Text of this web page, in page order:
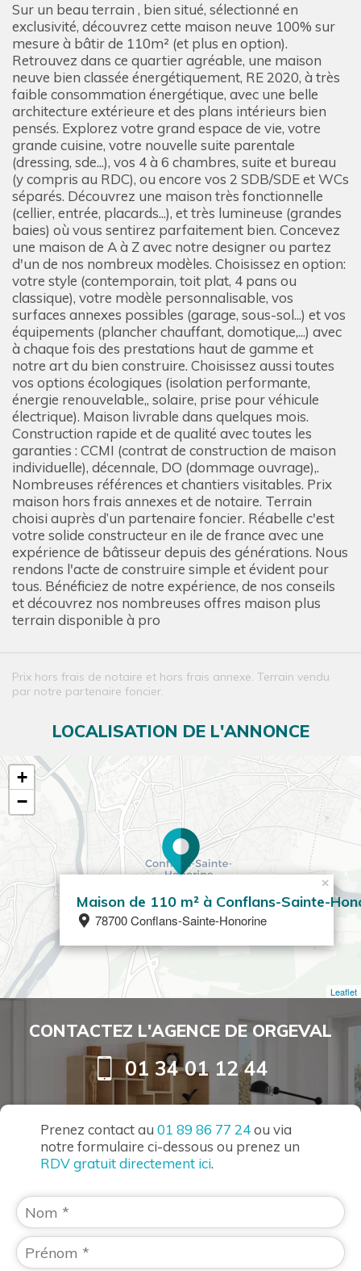
Sur un beau terrain , bien situé, sélectionné en
exclusivité, découvrez cette maison neuve 100% sur
mesure à bâtir de 110m² (et plus en option).
Retrouvez dans ce quartier agréable, une maison
neuve bien classée énergétiquement, RE 2020, à très
faible consommation énergétique, avec une belle
architecture extérieure et des plans intérieurs bien
pensés. Explorez votre grand espace de vie, votre
grande cuisine, votre nouvelle suite parentale
(dressing, sde...), vos 4 à 6 chambres, suite et bureau
(y compris au RDC), ou encore vos 2 SDB/SDE et WCs
séparés. Découvrez une maison très fonctionnelle
(cellier, entrée, placards...), et très lumineuse (grandes
baies) où vous sentirez parfaitement bien. Concevez
une maison de A à Z avec notre designer ou partez
d'un de nos nombreux modèles. Choisissez en option:
votre style (contemporain, toit plat, 4 pans ou
classique), votre modèle personnalisable, vos
surfaces annexes possibles (garage, sous-sol...) et vos
équipements (plancher chauffant, domotique,...) avec
à chaque fois des prestations haut de gamme et
notre art du bien construire. Choisissez aussi toutes
vos options écologiques (isolation performante,
énergie renouvelable,, solaire, prise pour véhicule
électrique). Maison livrable dans quelques mois.
Construction rapide et de qualité avec toutes les
garanties : CCMI (contrat de construction de maison
individuelle), décennale, DO (dommage ouvrage),.
Nombreuses références et chantiers visitables. Prix
maison hors frais annexes et de notaire. Terrain
choisi auprès d’un partenaire foncier. Réabelle c'est
votre solide constructeur en ile de france avec une
expérience de bâtisseur depuis des générations. Nous
rendons l'acte de construire simple et évident pour
tous. Bénéficiez de notre expérience, de nos conseils
et découvrez nos nombreuses offres maison plus
terrain disponible à pro
Prix hors frais de notaire et hors frais annexe. Terrain vendu
par notre partenaire foncier.
LOCALISATION DE L'ANNONCE
Maison de 110 m² à Conflans-Sainte-
78700 Conflans-Sainte-Honorine
×
+
−
Leaflet
CONTACTEZ L'AGENCE DE ORGEVAL
01 34 01 12 44
Prenez contact au 01 89 86 77 24ou via
notre formulaire ci-dessous ou prenez un
RDV gratuit directement ici.